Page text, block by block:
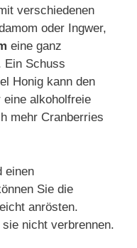
verschiedenen
oder Ingwer,
eine ganz
Ein Schuss
Honig kann den
alkoholfreie
mehr Cranberries
einen
Sie die
anrösten.
nicht verbrennen.